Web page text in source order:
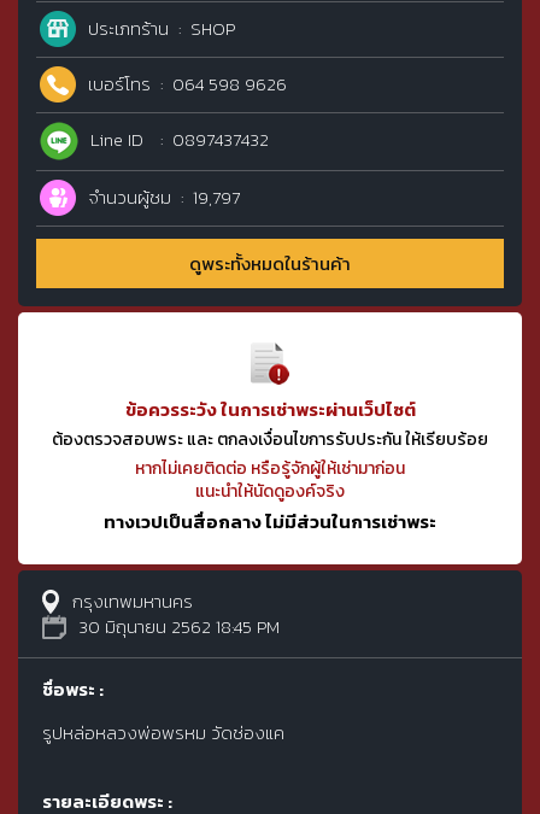
ประเภทร้าน
SHOP
เบอร์โทร
064 598 9626
Line ID
0897437432
จำนวนผู้ชม 19,797
ดูพระทั้งหมดในร้านค้า
ข้อควรระวัง ในการเช่าพระผ่านเว็ปไซต์
ต้องตรวจสอบพระ และ ตกลงเงื่อนไขการรับประกัน ให้เรียบร้อย
หากไม่เคยติดต่อ หรือรู้จักผู้ให้เช่ามาก่อน
แนะนำให้นัดดูองค์จริง
ทางเวปเป็นสื่อกลาง ไม่มีส่วนในการเช่าพระ
กรุงเทพมหานคร
30 มิถุนายน 2562 18:45 PM
ชื่อพระ :
รูปหล่อหลวงพ่อพรหม วัดช่องแค
รายละเอียดพระ :